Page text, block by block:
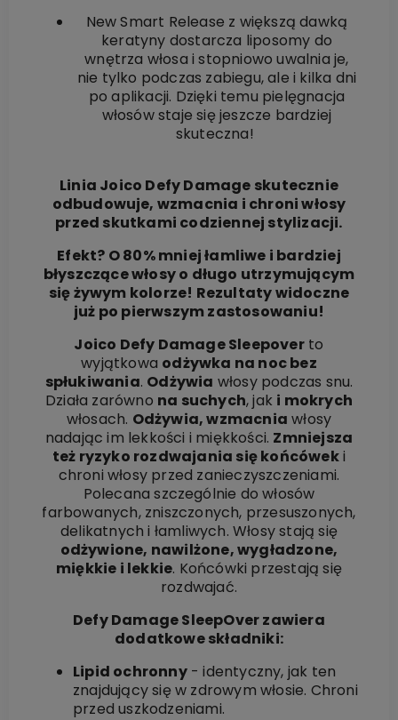
New Smart Release z większą dawką
keratyny dostarcza liposomy do
wnętrza włosa i stopniowo uwalnia je,
nie tylko podczas zabiegu, ale i kilka dni
po aplikacji. Dzięki temu pielęgnacja
włosów staje się jeszcze bardziej
skuteczna!
Linia Joico Defy Damage skutecznie
odbudowuje, wzmacnia i chroni włosy
przed skutkami codziennej stylizacji.
Efekt? O 80% mniej łamliwe i bardziej
błyszczące włosy o długo utrzymującym
się żywym kolorze! Rezultaty widoczne
już po pierwszym zastosowaniu!
Joico Defy Damage Sleepoverto
wyjątkowa odżywka na noc bez
spłukiwania. Odżywia włosy podczas snu.
Działa zarówno na suchych, jak i mokrych
włosach. Odżywia, wzmacnia włosy
nadając im lekkości i miękkości. Zmniejsza
też ryzyko rozdwajania się końcóweki
chroni włosy przed zanieczyszczeniami.
Polecana szczególnie do włosów
farbowanych, zniszczonych, przesuszonych,
delikatnych i łamliwych. Włosy stają się
odżywione, nawilżone, wygładzone,
miękkie i lekkie. Końcówki przestają się
rozdwajać.
Defy Damage SleepOver zawiera
dodatkowe składniki:
Lipid ochronny- identyczny, jak ten
znajdujący się w zdrowym włosie. Chroni
przed uszkodzeniami.